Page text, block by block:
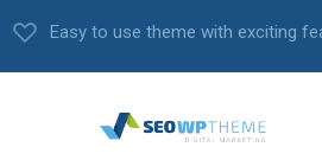
Easy to use theme with exciting